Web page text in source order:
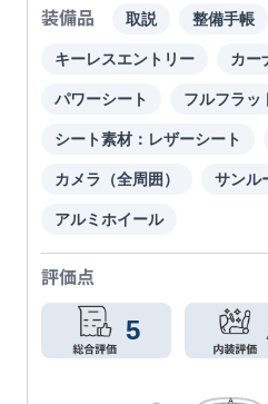
装備品 取説 整備手帳
キーレスエントリー カー
パワーシート フルフラッ
シート素材：レザーシート
カメラ（全周囲） サンル
アルミホイール
評価点
5